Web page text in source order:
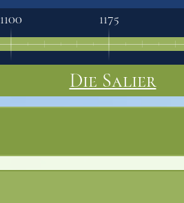
1100 1175
Die Salier